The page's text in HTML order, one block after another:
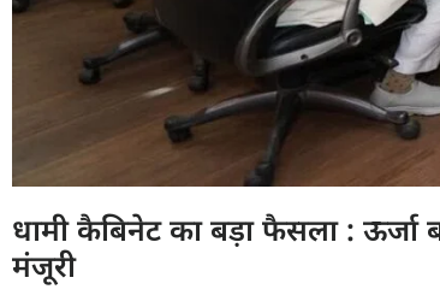
धामी कैबिनेट का बड़ा फैसला :
मंजूरी